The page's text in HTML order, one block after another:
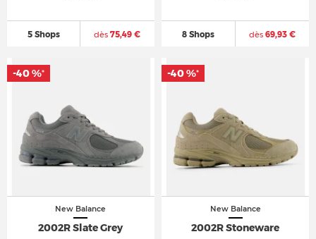
5 Shops dès 75,49 € 8 Shops dès69,93 €
New Balance
2002R Slate Grey
-40 %*
New Balance
2002R Stoneware
-40 %*